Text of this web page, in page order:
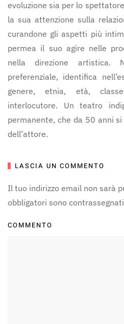
evoluzione sia per lo
la sua attenzione sulla
curandone gli aspetti più
permea il suo agire nelle
nella direzione artistica.
preferenziale, identifica
genere, etnia, età,
interlocutore. Un teatro
permanente, che da 50 anni
dell’attore.
LASCIA UN COMMENTO
Il tuo indirizzo email non sarà
obbligatori sono contrassegnati
COMMENTO